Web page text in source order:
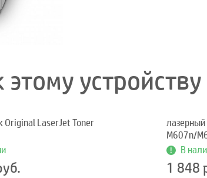
устройству
Original LaserJet Toner
M607n/
В
1 848